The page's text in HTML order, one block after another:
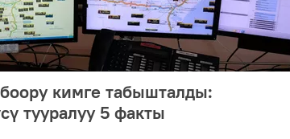
кимге табышталды:
тууралуу 5 факты